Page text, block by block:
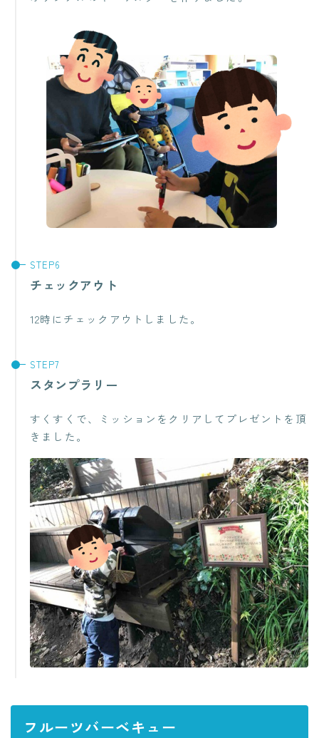
チェックアウト
12時にチェックアウトしました。
スタンプラリー
すくすくで、ミッションをクリアしてプレゼントを頂
きました。
フルーツバーベキュー